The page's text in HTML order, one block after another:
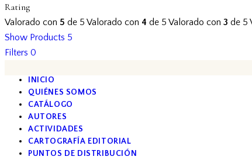
Rating
Valorado con 5 de 5 Valorado con 4 de 5 Valorado con 3 de 5
Show Products 5
Filters 0
INICIO
QUIÉNES SOMOS
CATÁLOGO
AUTORES
ACTIVIDADES
CARTOGRAFÍA EDITORIAL
PUNTOS DE DISTRIBUCIÓN